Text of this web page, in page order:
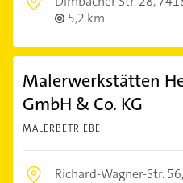
5,2 km
Malerwerkstätten
GmbH & Co. KG
MALERBETRIEBE
Richard-Wagner-Str. 56,